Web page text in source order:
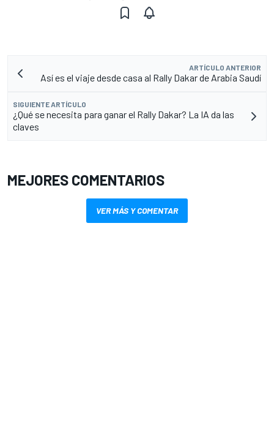
ARTÍCULO ANTERIOR
Así es el viaje desde casa al Rally Dakar de Arabia Saudí
SIGUIENTE ARTÍCULO
¿Qué se necesita para ganar el Rally Dakar? La IA da las
claves
MEJORES COMENTARIOS
VER MÁS Y COMENTAR